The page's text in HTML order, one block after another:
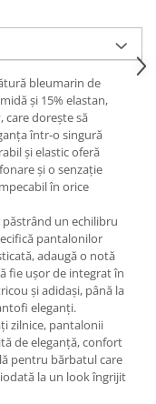
bleumarin de
și 15% elastan,
care dorește să
într-o singură
și elastic oferă
și o senzație
în orice
un echilibru
pantalonilor
adaugă o notă
fie ușor de integrat în
și adidași, până la
eleganți.
zilnice, pantalonii
de eleganță, confort
pentru bărbatul care
la un look îngrijit